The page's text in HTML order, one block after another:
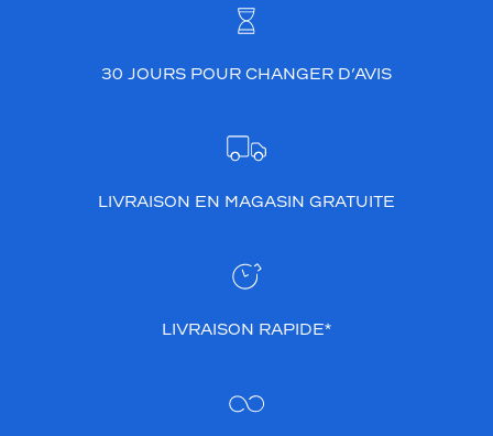
30 JOURS POUR CHANGER D’AVIS
LIVRAISON EN MAGASIN GRATUITE
LIVRAISON RAPIDE*